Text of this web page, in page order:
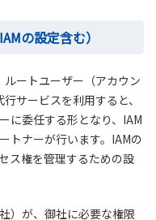
の設定含む）
ートユーザー（アカウン
サービスを利用すると、
に委任する形となり、IAM
トナーが行います。IAMの
ス権を管理するための設
）が、御社に必要な権限